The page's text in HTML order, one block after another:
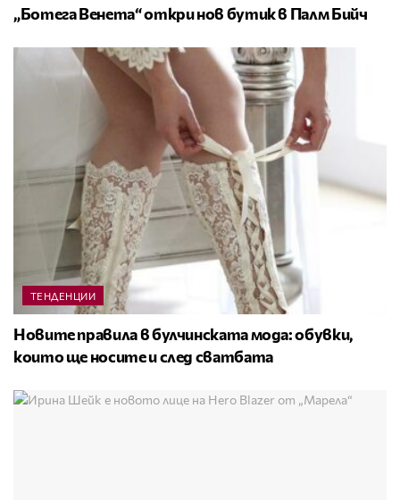
„Ботега Венета“ откри нов бутик в Палм Бийч
ТЕНДЕНЦИИ
Новите правила в булчинската мода: обувки,
които ще носите и след сватбата